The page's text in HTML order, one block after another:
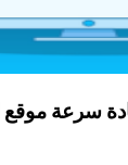
سرعة موقع